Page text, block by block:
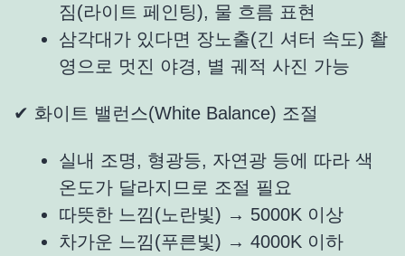
짐(라이트 페인팅), 물 흐름 표현
삼각대가 있다면 장노출(긴 셔터 속도) 촬
영으로 멋진 야경, 별 궤적 사진 가능
✔ 화이트 밸런스(White Balance) 조절
실내 조명, 형광등, 자연광 등에 따라 색
온도가 달라지므로 조절 필요
따뜻한 느낌(노란빛) → 5000K 이상
차가운 느낌(푸른빛) → 4000K 이하